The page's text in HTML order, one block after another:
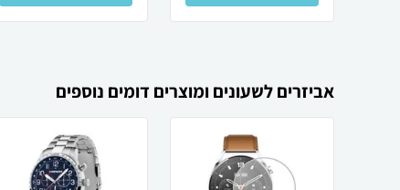
אביזרים לשעונים ומוצרים דומים נוספים